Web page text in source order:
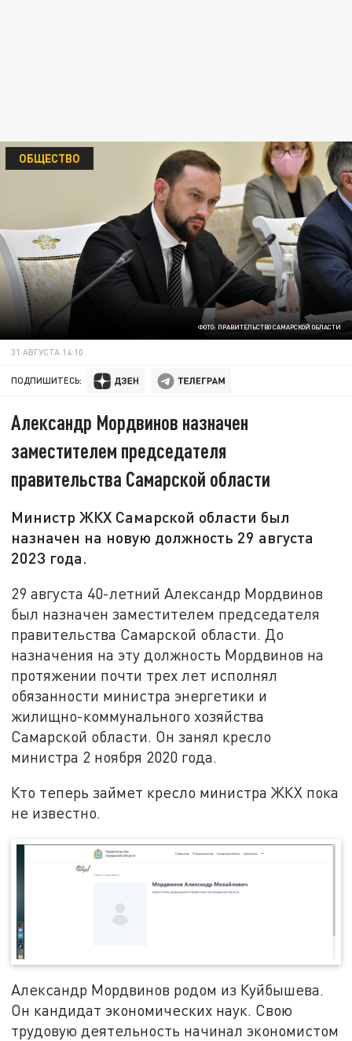
ФОТО: ПРАВИТЕЛЬСТВО САМАРСКОЙ ОБЛАСТИ
ОБЩЕСТВО
31 АВГУСТА 14:10
ПОДПИШИТЕСЬ:
Александр Мордвинов назначен
заместителем председателя
правительства Самарской области
Министр ЖКХ Самарской области был
назначен на новую должность 29 августа
2023 года.
29 августа 40-летний Александр Мордвинов
был назначен заместителем председателя
правительства Самарской области. До
назначения на эту должность Мордвинов на
протяжении почти трех лет исполнял
обязанности министра энергетики и
жилищно-коммунального хозяйства
Самарской области. Он занял кресло
министра 2 ноября 2020 года.
Кто теперь займет кресло министра ЖКХ пока
не известно.
Александр Мордвинов родом из Куйбышева.
Он кандидат экономических наук. Свою
трудовую деятельность начинал экономистом